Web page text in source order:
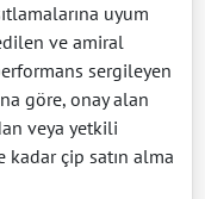
uyum
ve amiral
sergileyen
göre, onay alan
veya yetkili
çip satın alma